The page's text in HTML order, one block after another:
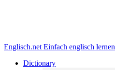
Englisch.net Einfach englisch lernen
Dictionary